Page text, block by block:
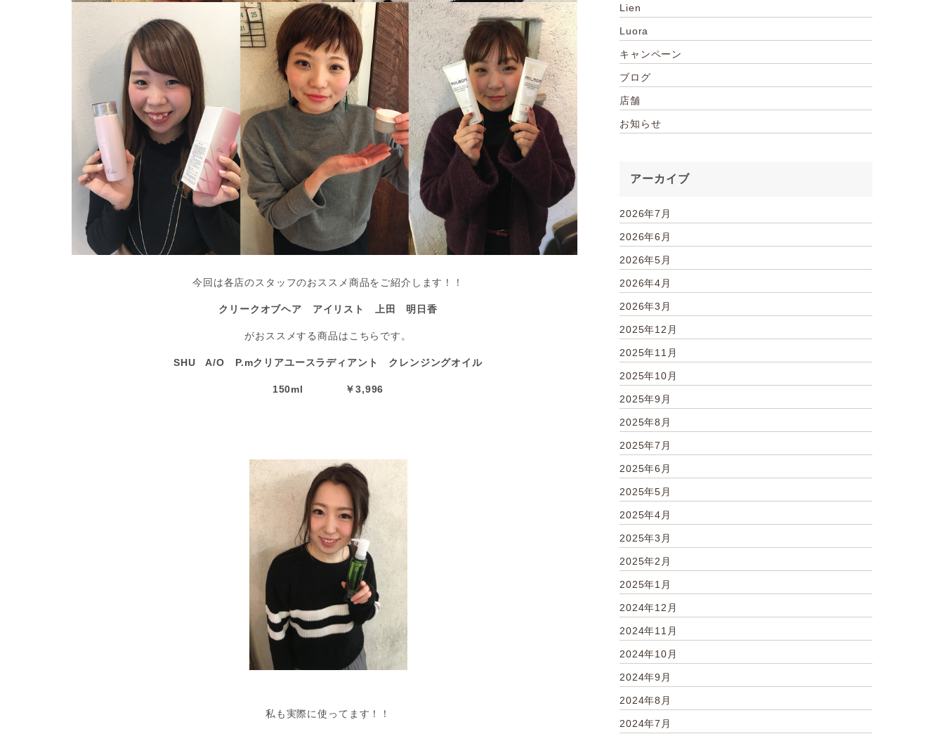
今回は各店のスタッフのおススメ商品をご紹介します！！
クリークオブヘア アイリスト 上田 明日香
がおススメする商品はこちらです。
SHU A/O P.mクリアユースラディアント クレンジングオイル
150ml ￥3,996
私も実際に使ってます！！
Lien
Luora
キャンペーン
ブログ
店舗
お知らせ
アーカイブ
2026年7月
2026年6月
2026年5月
2026年4月
2026年3月
2025年12月
2025年11月
2025年10月
2025年9月
2025年8月
2025年7月
2025年6月
2025年5月
2025年4月
2025年3月
2025年2月
2025年1月
2024年12月
2024年11月
2024年10月
2024年9月
2024年8月
2024年7月